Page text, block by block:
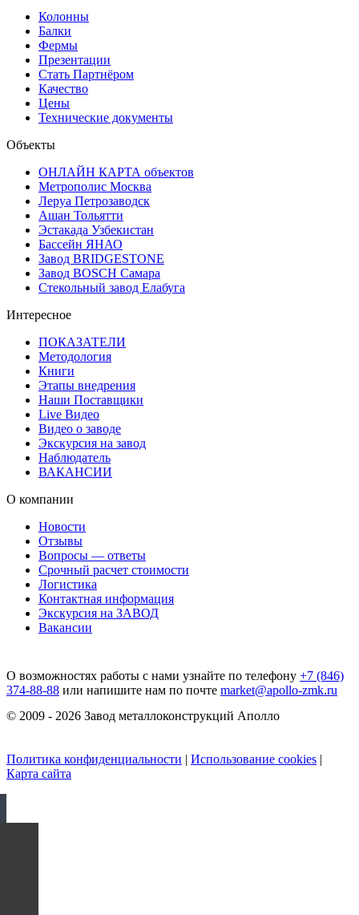
Колонны
Балки
Фермы
Презентации
Стать Партнёром
Качество
Цены
Технические документы
Объекты
ОНЛАЙН КАРТА объектов
Метрополис Москва
Леруа Петрозаводск
Ашан Тольятти
Эстакада Узбекистан
Бассейн ЯНАО
Завод BRIDGESTONE
Завод BOSCH Самара
Стекольный завод Елабуга
Интересное
ПОКАЗАТЕЛИ
Методология
Книги
Этапы внедрения
Наши Поставщики
Live Видео
Видео о заводе
Экскурсия на завод
Наблюдатель
ВАКАНСИИ
О компании
Новости
Отзывы
Вопросы — ответы
Срочный расчет стоимости
Логистика
Контактная информация
Экскурсия на ЗАВОД
Вакансии
О возможностях работы с нами узнайте по телефону +7 (846)
374-88-88 или напишите нам по почте market@apollo-zmk.ru
© 2009 - 2026 Завод металлоконструкций Аполло
Политика конфиденциальности | Использование cookies |
Карта сайта